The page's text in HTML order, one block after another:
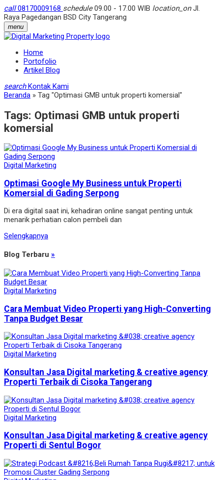
call08170009168 schedule09.00 - 17.00 WIB location_onJl.
Raya Pagedangan BSD City Tangerang
menu
Home
Portofolio
Artikel Blog
search Kontak Kami
Beranda » Tag "Optimasi GMB untuk properti komersial"
Tags: Optimasi GMB untuk properti
komersial
Digital Marketing
Optimasi Google My Business untuk Properti
Komersial di Gading Serpong
Di era digital saat ini, kehadiran online sangat penting untuk
menarik perhatian calon pembeli dan
Selengkapnya
Blog Terbaru »
Digital Marketing
Cara Membuat Video Properti yang High-Converting
Tanpa Budget Besar
Digital Marketing
Konsultan Jasa Digital marketing & creative agency
Properti Terbaik di Cisoka Tangerang
Digital Marketing
Konsultan Jasa Digital marketing & creative agency
Properti di Sentul Bogor